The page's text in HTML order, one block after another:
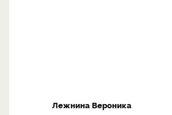
Лежнина Вероника